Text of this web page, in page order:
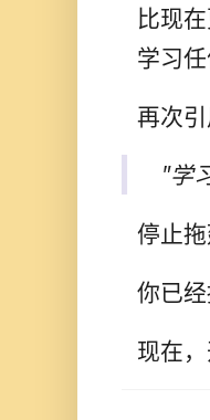
比现
学习
再次
"学
停止拖
你已
现在，